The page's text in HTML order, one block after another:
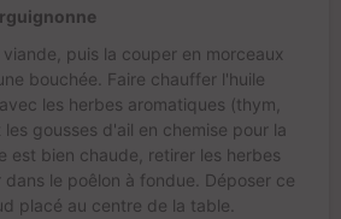
puis la couper en morceaux
bouchée. Faire chauffer l'huile
les herbes aromatiques (thym,
gousses d'ail en chemise pour la
est bien chaude, retirer les herbes
le poêlon à fondue. Déposer ce
placé au centre de la table.